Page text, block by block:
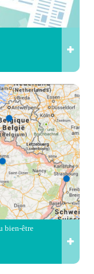
bien-être